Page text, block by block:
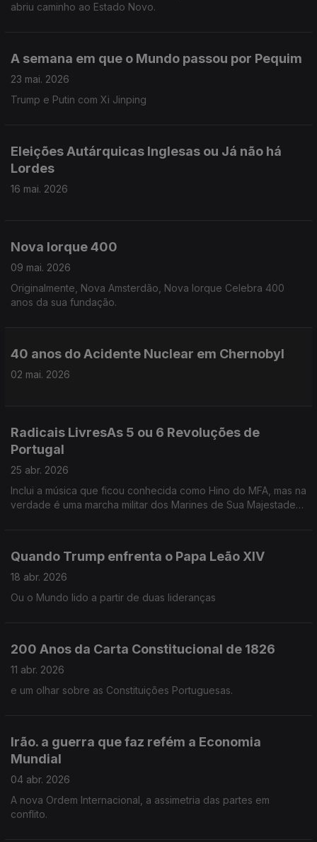
abriu caminho ao Estado Novo.
A semana em que o Mundo passou por Pequim
23 mai. 2026
Trump e Putin com Xi Jinping
Eleições Autárquicas Inglesas ou Já não há
Lordes
16 mai. 2026
Nova Iorque 400
09 mai. 2026
Originalmente, Nova Amsterdão, Nova Iorque Celebra 400
anos da sua fundação.
40 anos do Acidente Nuclear em Chernobyl
02 mai. 2026
Radicais LivresAs 5 ou 6 Revoluções de
Portugal
25 abr. 2026
Inclui a música que ficou conhecida como Hino do MFA, mas na
verdade é uma marcha militar dos Marines de Sua Majestade
Quando Trump enfrenta o Papa Leão XIV
18 abr. 2026
Ou o Mundo lido a partir de duas lideranças
200 Anos da Carta Constitucional de 1826
11 abr. 2026
e um olhar sobre as Constituições Portuguesas.
Irão. a guerra que faz refém a Economia
Mundial
04 abr. 2026
A nova Ordem Internacional, a assimetria das partes em
conflito.